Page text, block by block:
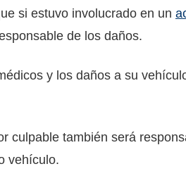
si estuvo involucrado en un
de los daños.
y los daños a su
culpable también será
vehículo.